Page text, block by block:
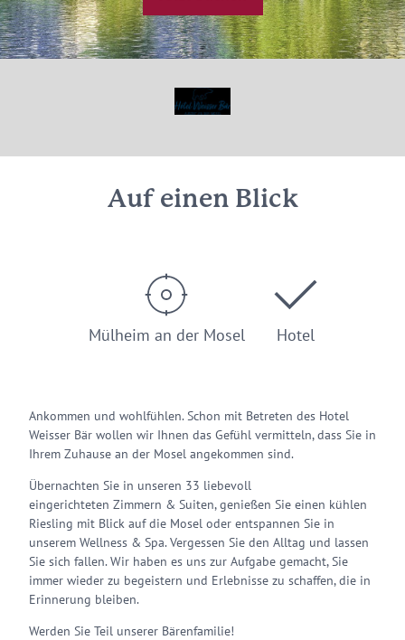
Auf einen Blick
Mülheim an der Mosel Hotel
Ankommen und wohlfühlen. Schon mit Betreten des Hotel
Weisser Bär wollen wir Ihnen das Gefühl vermitteln, dass Sie in
Ihrem Zuhause an der Mosel angekommen sind.
Übernachten Sie in unseren 33 liebevoll
eingerichteten Zimmern & Suiten, genießen Sie einen kühlen
Riesling mit Blick auf die Mosel oder entspannen Sie in
unserem Wellness & Spa. Vergessen Sie den Alltag und lassen
Sie sich fallen. Wir haben es uns zur Aufgabe gemacht, Sie
immer wieder zu begeistern und Erlebnisse zu schaffen, die in
Erinnerung bleiben.
Werden Sie Teil unserer Bärenfamilie!